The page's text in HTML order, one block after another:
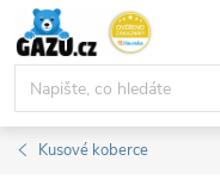
Přejít
obsah
Kusové koberce